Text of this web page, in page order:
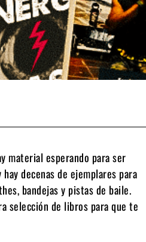
material esperando para ser
decenas de ejemplares para
bandejas y pistas de baile.
selección de libros para que te